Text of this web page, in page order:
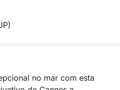
no mar com esta